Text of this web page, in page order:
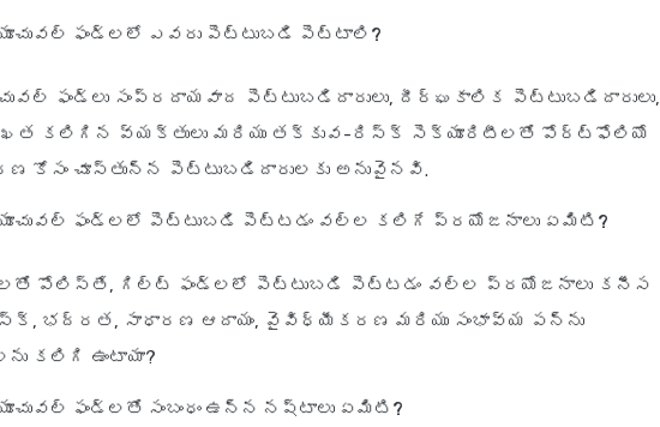
ఫండ్లలో ఎవరు పెట్టుబడి పెట్టాలి?
ఫండ్లు సంప్రదాయవాద పెట్టుబడిదారులు, దీర్ఘకాలిక పెట్టుబడిదారులు,
కలిగిన వ్యక్తులు మరియు తక్కువ-రిస్క్ సెక్యూరిటీలతో పోర్ట్‌ఫోలియో
కోసం చూస్తున్న పెట్టుబడిదారులకు అనువైనవి.
ఫండ్లలో పెట్టుబడి పెట్టడం వల్ల కలిగే ప్రయోజనాలు ఏమిటి?
పోలిస్తే, గిల్ట్ ఫండ్లలో పెట్టుబడి పెట్టడం వల్ల ప్రయోజనాలు కనీస
భద్రత, సాధారణ ఆదాయం, వైవిధ్యీకరణ మరియు సంభావ్య పన్ను
కలిగి ఉంటాయా?
ఫండ్లతో సంబంధం ఉన్న నష్టాలు ఏమిటి?